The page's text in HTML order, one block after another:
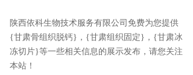
陕西依科生物技术服务有限公司免费为您提供
{甘肃骨组织脱钙} ，{甘肃组织固定}，{甘肃冰
冻切片}等一些相关信息的展示发布，请您关注
本站！